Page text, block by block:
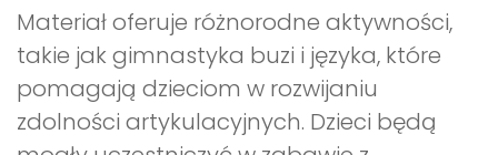
Materiał oferuje różnorodne aktywności,
takie jak gimnastyka buzi i języka, które
pomagają dzieciom w rozwijaniu
zdolności artykulacyjnych. Dzieci będą